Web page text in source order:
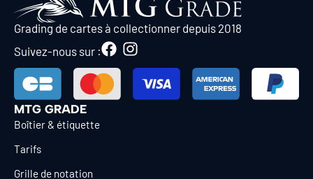
Grading de cartes à collectionner depuis 2018
Suivez-nous sur :
MTG GRADE
Boîtier & étiquette
Tarifs
Grille de notation